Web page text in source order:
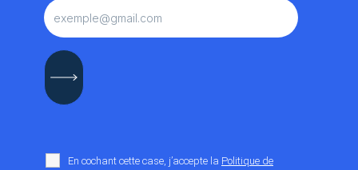
En cochant cette case, j’accepte la Politique de